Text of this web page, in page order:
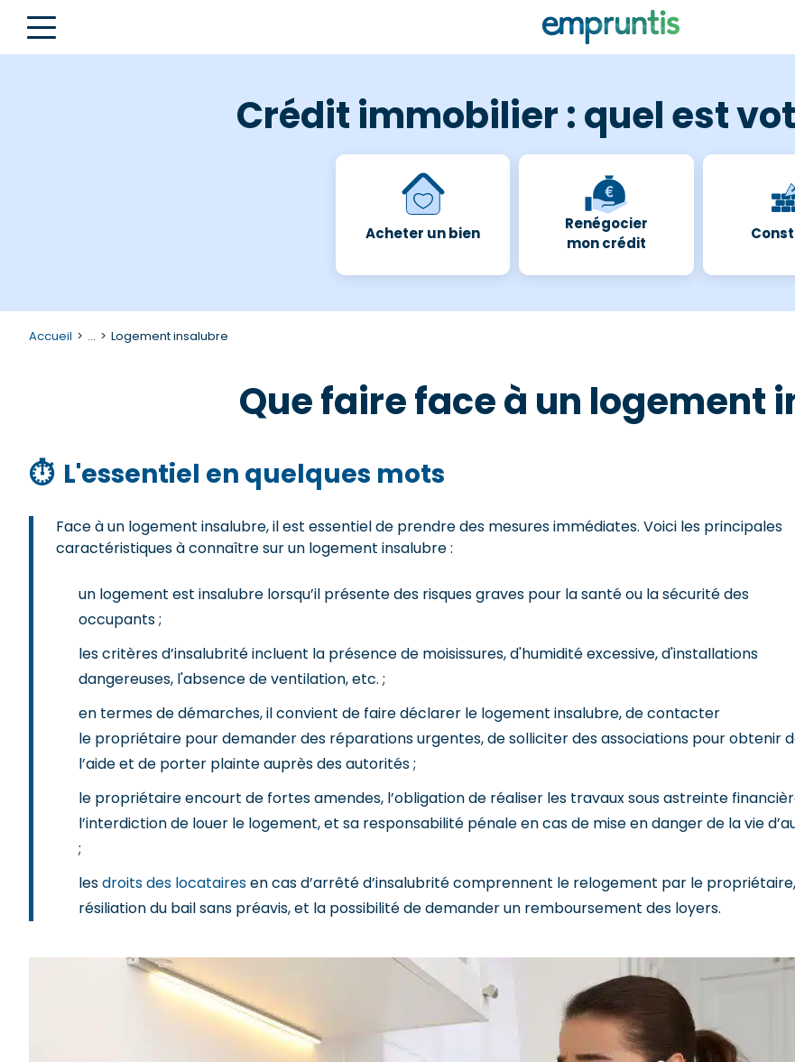
Crédit immobilier : quel est
Acheter un bien
Renégocier
mon crédit
Accueil ... Logement insalubre
Que faire face à un logement
⏱ L'essentiel en quelques mots
Face à un logement insalubre, il est essentiel de prendre des mesures immédiates. Voici les principales
caractéristiques à connaître sur un logement insalubre :
un logement est insalubre lorsqu’il présente des risques graves pour la santé ou la sécurité des
occupants ;
les critères d’insalubrité incluent la présence de moisissures, d'humidité excessive, d'installations
dangereuses, l'absence de ventilation, etc. ;
en termes de démarches, il convient de faire déclarer le logement insalubre, de contacter
le propriétaire pour demander des réparations urgentes, de solliciter des associations pour obtenir
l’aide et de porter plainte auprès des autorités ;
le propriétaire encourt de fortes amendes, l’obligation de réaliser les travaux sous astreinte
l’interdiction de louer le logement, et sa responsabilité pénale en cas de mise en danger de la vie
;
lesdroits des locatairesen cas d’arrêté d’insalubrité comprennent le relogement par le
résiliation du bail sans préavis, et la possibilité de demander un remboursement des loyers.